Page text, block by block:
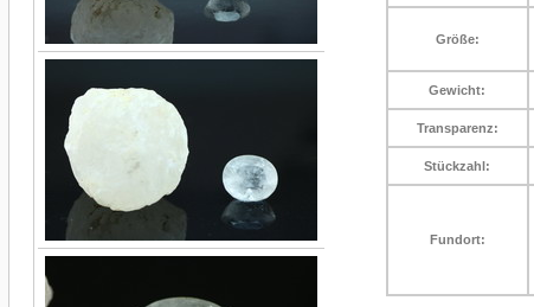
Größe:
Gewicht:
Transparenz:
Stückzahl:
Fundort: